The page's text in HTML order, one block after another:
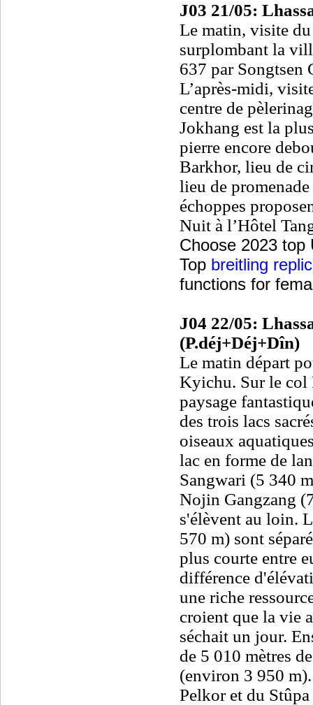
J03 21/05:
Le matin, visite du
surplombant la
637 par
L’après-midi,
centre de
Jokhang est la
pierre encore
Barkhor, lieu de
lieu de
échoppes
Nuit à l’Hôtel
Choose 2023
Top breitling
functions for
J04 22/05:
(P.déj+Déj+Dîn)
Le matin départ
Kyichu. Sur le col
paysage
des trois lacs
oiseaux
lac en forme de
Sangwari (5 340
Nojin Gangzang
s'élèvent au loin.
570 m) sont
plus courte entre
différence
une riche
croient que la vie
séchait un jour.
de 5 010 mètres
(environ 3 950
Pelkor et du